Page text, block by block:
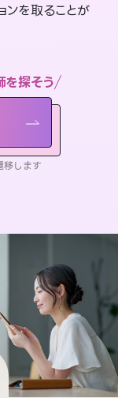
ンを取ることが
を探そう
します